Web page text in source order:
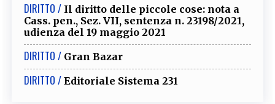
DIRITTO / Il diritto delle piccole cose: nota a
Cass. pen., Sez. VII, sentenza n. 23198/2021,
udienza del 19 maggio 2021
DIRITTO / Gran Bazar
DIRITTO / Editoriale Sistema 231